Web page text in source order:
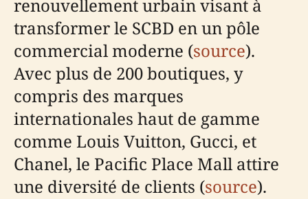
renouvellement urbain visant à
transformer le SCBD en un pôle
commercial moderne (source).
Avec plus de 200 boutiques, y
compris des marques
internationales haut de gamme
comme Louis Vuitton, Gucci, et
Chanel, le Pacific Place Mall attire
une diversité de clients (source).